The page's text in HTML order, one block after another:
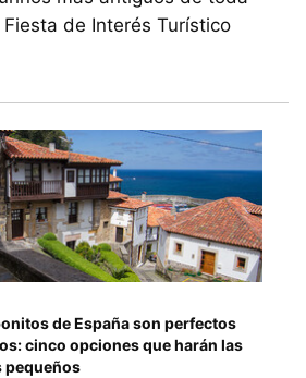
de Interés Turístico
de España son perfectos
cinco opciones que harán las
pequeños